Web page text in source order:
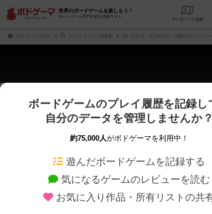
世界のボードゲームを楽しもう！
ボードゲーム専門の総合情報サイト
データベー
ボドゲーマTOP ボードゲームの検索 公文式（KUMON） 3個のボードゲー
じっくり表示 さくさく表示
商品名、商品説明文、デザイナー名、テーマ名、メカニクス名を対象に
ゲームデザイナー名を指
ゲームデザイナー
対象年齢を指定します。 世界観や
テーマ/フ
ボードゲームのプレイ履歴を記録し
自分のデータを管理しませんか？
約75,000人がボドゲーマを利用中！
遊んだボードゲームを記録する
気になるゲームのレビューを読む
お気に入り作品・所有リストの共